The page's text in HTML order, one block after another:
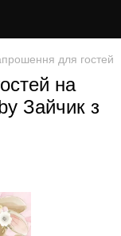
для гостей
на
Зайчик з